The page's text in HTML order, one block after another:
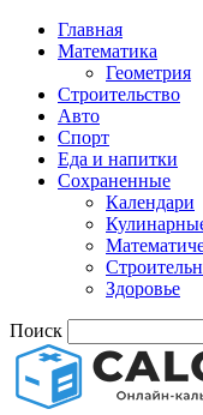
Главная
Математика
Геометрия
Строительство
Авто
Спорт
Еда и напитки
Сохраненные
Календари
Здоровье
Поиск